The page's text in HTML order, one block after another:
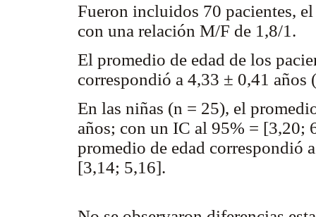
Fueron incluidos 70 pacientes,
con una relación M/F de 1,8/1.
El promedio de edad de los
correspondió a 4,33 ± 0,41 años
En las niñas (n = 25), el
años; con un IC al 95% = [3,20;
promedio de edad correspondió
[3,14; 5,16].